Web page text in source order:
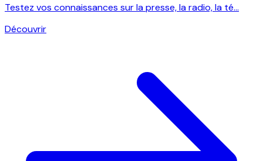
Testez vos connaissances sur la presse, la radio, la té...
Découvrir